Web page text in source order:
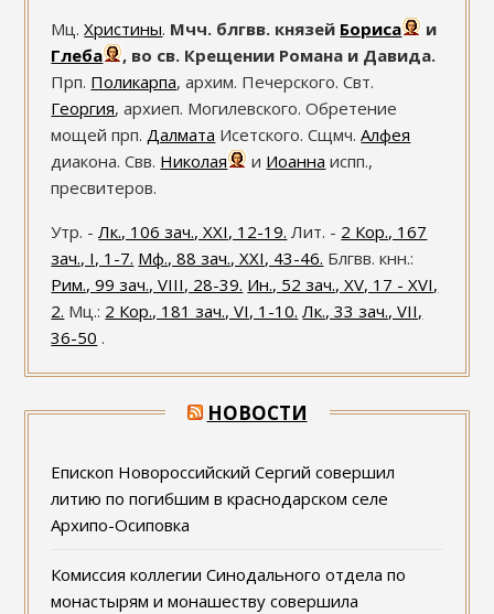
Мц.Христины. Мчч. блгвв. князей Бориса
и
Глеба
, во св. Крещении Романа и Давида.
Прп. Поликарпа, архим. Печерского. Свт.
Георгия, архиеп. Могилевского. Обретение
мощей прп. Далмата Исетского. Сщмч.Алфея
диакона. Свв. Николая и Иоанна испп.,
пресвитеров.
Утр. - Лк., 106 зач., XXI, 12-19. Лит. - 2 Кор., 167
зач., I, 1-7. Мф., 88 зач., XXI, 43-46. Блгвв. кнн.:
Рим., 99 зач., VIII, 28-39. Ин., 52 зач., XV, 17 - XVI,
2. Мц.: 2 Кор., 181 зач., VI, 1-10. Лк., 33 зач., VII,
36-50 .
НОВОСТИ
Епископ Новороссийский Сергий совершил
литию по погибшим в краснодарском селе
Архипо-Осиповка
Комиссия коллегии Синодального отдела по
монастырям и монашеству совершила